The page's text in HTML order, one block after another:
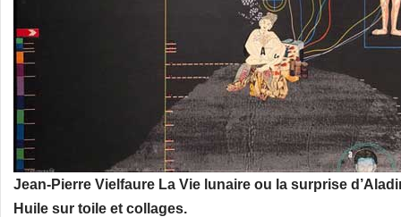
Jean-Pierre Vielfaure La Vie lunaire ou la surprise
Huile sur toile et collages.